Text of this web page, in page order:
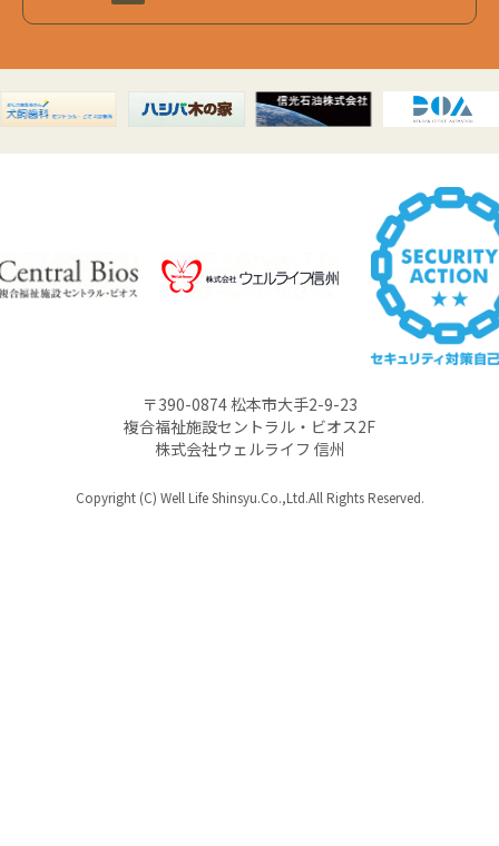
〒390-0874 松本市大手2-9-23
複合福祉施設セントラル・ビオス2F
株式会社ウェルライフ 信州
Copyright (C) Well Life Shinsyu.Co.,Ltd.All Rights Reserved.